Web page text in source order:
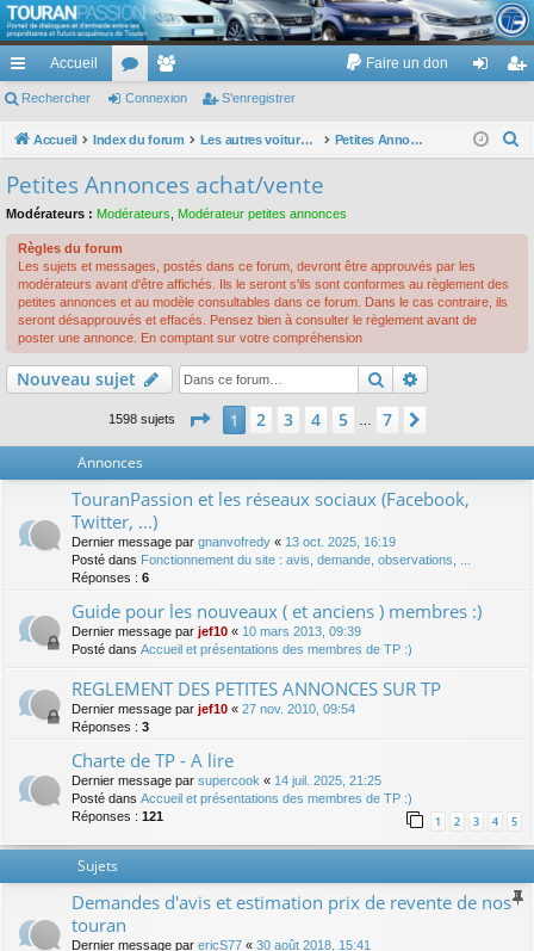
TouranPassion
Le forum des propriétaires ou futurs acquéreurs du Volkswagen Touran
cc
ès
pi
de
Accueil
or
u
s
e
m
Faire un don
ne nr
Rechercher Connexion S’enregistrer
Accueil Index du forum Les autres voitures et ce qui touche à la voiture Petites Annonces achat/vente
e
Petites Annonces achat/vente
Modérateurs : Modérateurs Modérateur petites annonces
Règles du forum
Les sujets et messages, postés dans ce forum, devront être approuvés par les
modérateurs avant d'être affichés. Ils le seront s'ils sont conformes au règlement des
petites annonces et au modèle consultables dans ce forum. Dans le cas contraire, ils
seront désapprouvés et effacés. Pensez bien à consulter le règlement avant de
poster une annonce. En comptant sur votre compréhension
Nouveau sujet Rechercher
1598 sujets Page 1sur
1 2 3 4 5 7
Annonces
TouranPassion et les réseaux sociaux (Facebook,
Twitter, ...)
Dernier message par gnanvofredy « 13 oct. 2025, 16:19
Posté dans Fonctionnement du site : avis, demande, observations, ...
Réponses : 6
Guide pour les nouveaux ( et anciens ) membres :)
Dernier message par jef10 « 10 mars 2013, 09:39
Posté dans Accueil et présentations des membres de TP :)
REGLEMENT DES PETITES ANNONCES SUR TP
Dernier message par jef10 « 27 nov. 2010, 09:54
Réponses : 3
Charte de TP - A lire
Dernier message par supercook « 14 juil. 2025, 21:25
Posté dans Accueil et présentations des membres de TP :)
Réponses : 121 1 2 3 4 5
Sujets
Demandes d'avis et estimation prix de revente de nos
touran
Dernier message par ericS77 « 30 août 2018, 15:41